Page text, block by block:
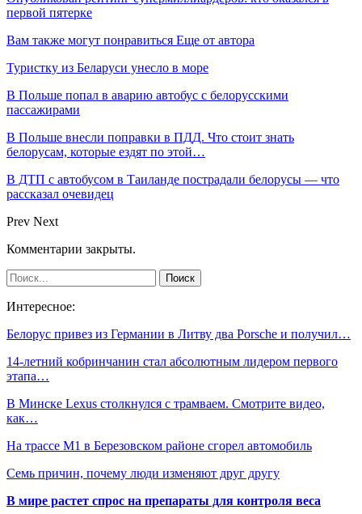
первой пятерке
Вам также могут понравиться Еще от автора
Туристку из Беларуси унесло в море
В Польше попал в аварию автобус с белорусскими
пассажирами
В Польше внесли поправки в ПДД. Что стоит знать
белорусам, которые ездят по этой…
В ДТП с автобусом в Таиланде пострадали белорусы — что
рассказал очевидец
Prev Next
Комментарии закрыты.
Интересное:
Белорус привез из Германии в Литву два Porsche и получил…
14-летний кобринчанин стал абсолютным лидером первого
этапа…
В Минске Lexus столкнулся с трамваем. Смотрите видео,
как…
На трассе М1 в Березовском районе сгорел автомобиль
Семь причин, почему люди изменяют друг другу
В мире растет спрос на препараты для контроля веса